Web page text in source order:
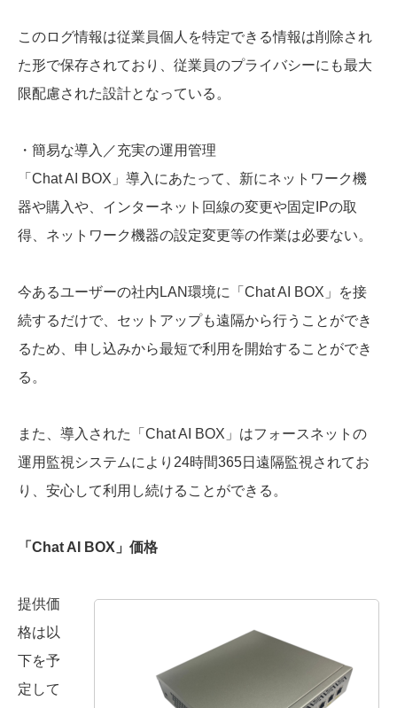
このログ情報は従業員個人を特定できる情報は削除され
た形で保存されており、従業員のプライバシーにも最大
限配慮された設計となっている。
・簡易な導入／充実の運用管理
「Chat AI BOX」導入にあたって、新にネットワーク機
器や購入や、インターネット回線の変更や固定IPの取
得、ネットワーク機器の設定変更等の作業は必要ない。
今あるユーザーの社内LAN環境に「Chat AI BOX」を接
続するだけで、セットアップも遠隔から行うことができ
るため、申し込みから最短で利用を開始することができ
る。
また、導入された「Chat AI BOX」はフォースネットの
運用監視システムにより24時間365日遠隔監視されてお
り、安心して利用し続けることができる。
「Chat AI BOX」価格
提供価
格は以
下を予
定して